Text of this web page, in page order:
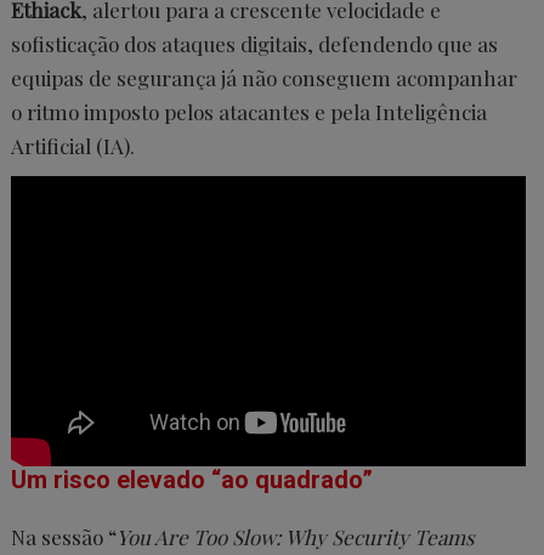
Ethiack, alertou para a crescente velocidade e
sofisticação dos ataques digitais, defendendo que as
equipas de segurança já não conseguem acompanhar
o ritmo imposto pelos atacantes e pela Inteligência
Artificial (IA).
Um risco elevado “ao quadrado”
Na sessão “You Are Too Slow: Why Security Teams